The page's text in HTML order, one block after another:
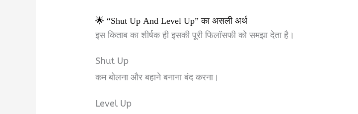
🌟 “Shut Up And Level Up” का असली अर्थ
इस किताब का शीर्षक ही इसकी पूरी फिलॉसफी को समझा देता है।
Shut Up
कम बोलना और बहाने बनाना बंद करना।
Level Up